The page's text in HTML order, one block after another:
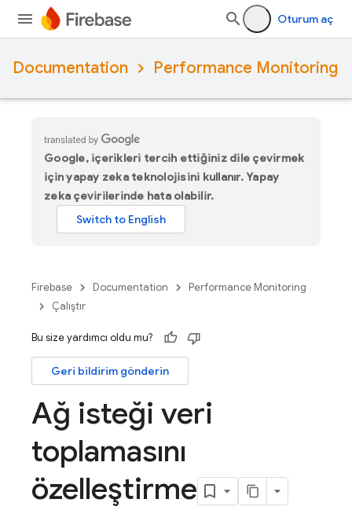
Oturum aç
Documentation Performance Monitoring
Google, içerikleri tercih ettiğiniz dile çevirmek
için yapay zeka teknolojisini kullanır. Yapay
zeka çevirilerinde hata olabilir.
Firebase Documentation
Performance Monitoring
Çalıştır
Bu size yardımcı oldu mu?
Geri bildirim gönderin
Ağ isteği veri
toplamasını
özelleştirme